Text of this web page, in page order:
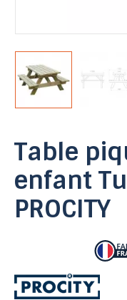
Table
enfant
PROCITY